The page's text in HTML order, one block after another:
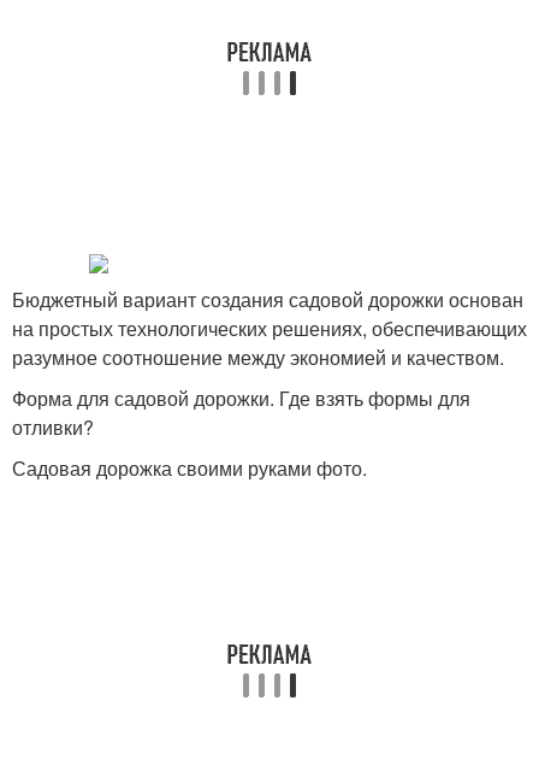
Бюджетный вариант создания садовой дорожки основан
на простых технологических решениях, обеспечивающих
разумное соотношение между экономией и качеством.
Форма для садовой дорожки. Где взять формы для
отливки?
Садовая дорожка своими руками фото.